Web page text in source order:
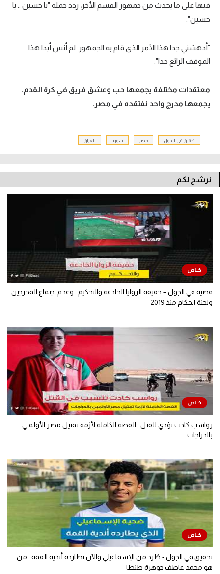
فيها على ما يحدث من جمهور القسم الأخر، ردد جملة "يا حسين .. يا
حسين".
"أدهشني جدا هذا الأمر الذي قام به الجمهور. لم أنس أبدا هذا
الموقف الرائع جدا".
معتقدات مختلفة يجمعها حب وعشق فريق في كرة القدم.
يجمعها مدرج واحد نفتقده في مصر.
تحقيق في الجول مصر سوريا العراق
نرشح لكم
قضية في الجول – حقيقة الزوايا الخادعة والتحكيم.. وعدم اجتماع المخرجين
ولجنة الحكام منذ 2019
رواسب كادت تؤدي للقتل.. القصة الكاملة لأزمة تمثيل مصر الأولمبي
بالدراجات
تحقيق في الجول - طُرد من الإسماعيلي والآن تطارده أندية القمة.. من
هو محمد عاطف جوهرة طنطا